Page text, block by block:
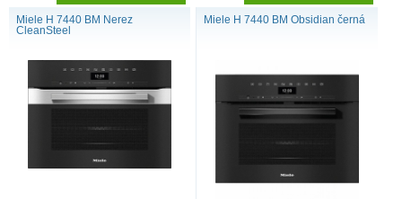
Miele H 7440 BM Nerez
CleanSteel
Miele H 7440 BM Obsidian černá